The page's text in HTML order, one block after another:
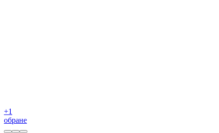
+1
обране